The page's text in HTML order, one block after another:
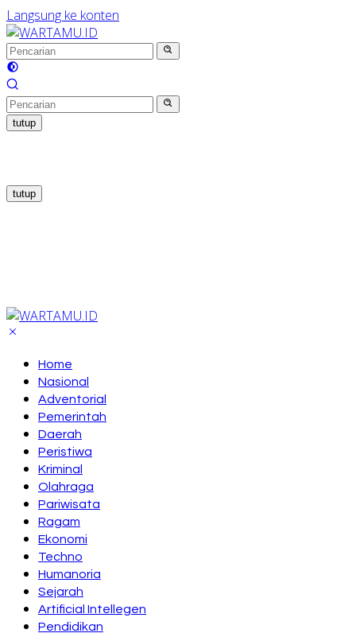
Langsung ke konten
tutup
tutup
Home
Nasional
Adventorial
Pemerintah
Daerah
Peristiwa
Kriminal
Olahraga
Pariwisata
Ragam
Ekonomi
Techno
Humanoria
Sejarah
Artificial Intellegen
Pendidikan